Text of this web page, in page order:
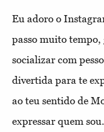
Eu adoro o
passo muito
socializar com
divertida para te
ao teu sentido de
expressar quem sou.